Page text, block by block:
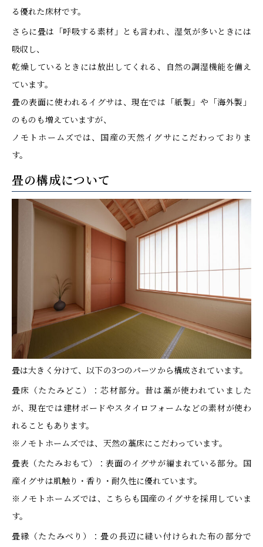
る優れた床材です。
さらに畳は「呼吸する素材」とも言われ、湿気が多いときには
吸収し、
乾燥しているときには放出してくれる、自然の調湿機能を備え
ています。
畳の表面に使われるイグサは、現在では「紙製」や「海外製」
のものも増えていますが、
ノモトホームズでは、国産の天然イグサにこだわっておりま
す。
畳の構成について
畳は大きく分けて、以下の3つのパーツから構成されています。
畳床（たたみどこ）：芯材部分。昔は藁が使われていました
が、現在では建材ボードやスタイロフォームなどの素材が使わ
れることもあります。
※ノモトホームズでは、天然の藁床にこだわっています。
畳表（たたみおもて）：表面のイグサが編まれている部分。国
産イグサは肌触り・香り・耐久性に優れています。
※ノモトホームズでは、こちらも国産のイグサを採用していま
す。
畳縁（たたみべり）：畳の長辺に縫い付けられた布の部分で